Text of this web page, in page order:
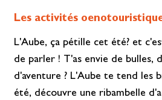
Les activités
L'Aube, ça pétille cet été? et
de parler ! T'as envie de bulles,
d'aventure ? L'Aube te tend les
été, découvre une ribambelle